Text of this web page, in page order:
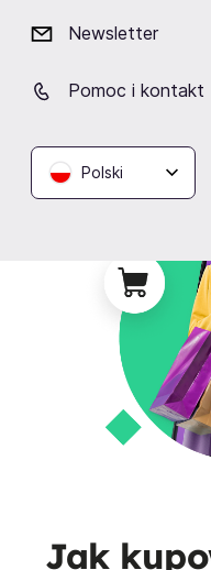
Newsletter
Pomoc i kontakt
Polski